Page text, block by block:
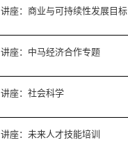
讲座：商业与可持续性发展目标
讲座：中马经济合作专题
讲座：社会科学
讲座：未来人才技能培训